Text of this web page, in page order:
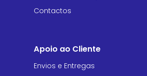
Contactos
Apoio ao Cliente
Envios e Entregas